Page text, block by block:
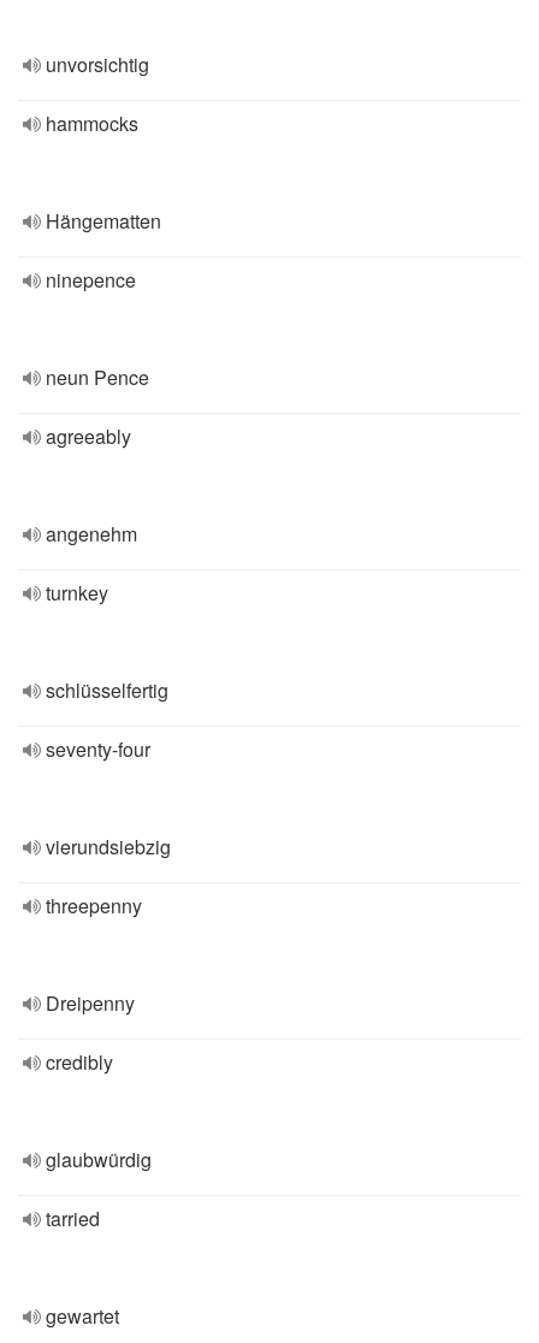
unvorsichtig
hammocks
Hängematten
ninepence
neun Pence
agreeably
angenehm
turnkey
schlüsselfertig
seventy-four
vierundsiebzig
threepenny
Dreipenny
credibly
glaubwürdig
tarried
gewartet